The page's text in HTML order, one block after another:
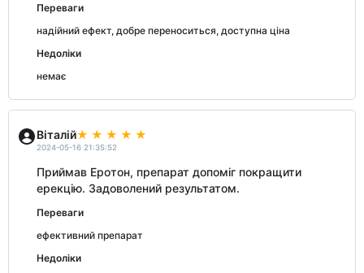
Переваги
надійний ефект, добре переноситься, доступна ціна
Недоліки
немає
Віталій
2024-05-16 21:35:52
Приймав Еротон, препарат допоміг покращити
ерекцію. Задоволений результатом.
Переваги
ефективний препарат
Недоліки